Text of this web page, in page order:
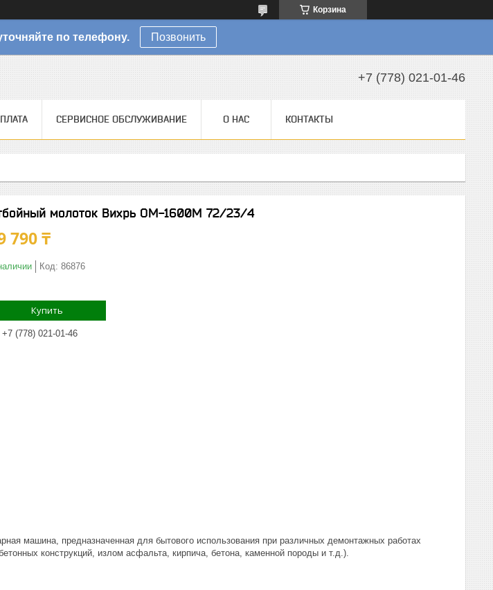
Корзина
по телефону. Позвонить
+7 (778) 021-01-46
СЕРВИСНОЕ ОБСЛУЖИВАНИЕ О НАС КОНТАКТЫ
молоток Вихрь ОМ-1600М 72/23/4
790 ₸
Код: 86876
Купить
+7 (778) 021-01-46
машина, предназначенная для бытового использования при различных демонтажных работах
конструкций, излом асфальта, кирпича, бетона, каменной породы и т.д.).